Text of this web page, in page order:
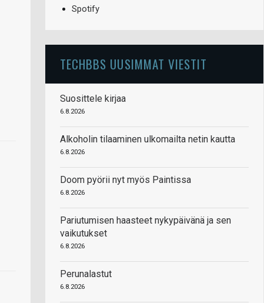
Spotify
TECHBBS UUSIMMAT VIESTIT
Suosittele kirjaa
6.8.2026
Alkoholin tilaaminen ulkomailta netin kautta
6.8.2026
Doom pyörii nyt myös Paintissa
6.8.2026
Pariutumisen haasteet nykypäivänä ja sen
vaikutukset
6.8.2026
Perunalastut
6.8.2026